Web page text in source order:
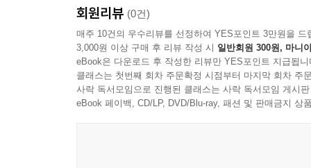
회원리뷰 (0건)
매주 10건의 우수리뷰를 선정하여 YES포인트 3만원을 드
3,000원 이상 구매 후 리뷰 작성 시 일반회원 300원, 마니
eBook은 다운로드 후 작성한 리뷰만 YES포인트 지급됩니
클래스는 첫번째 회차 주문확정 시점부터 마지막 회차 주
사락 독서모임으로 진행된 클래스는 사락 독서모임 게시
eBook 페이백, CD/LP, DVD/Blu-ray, 패션 및 판매금지 상